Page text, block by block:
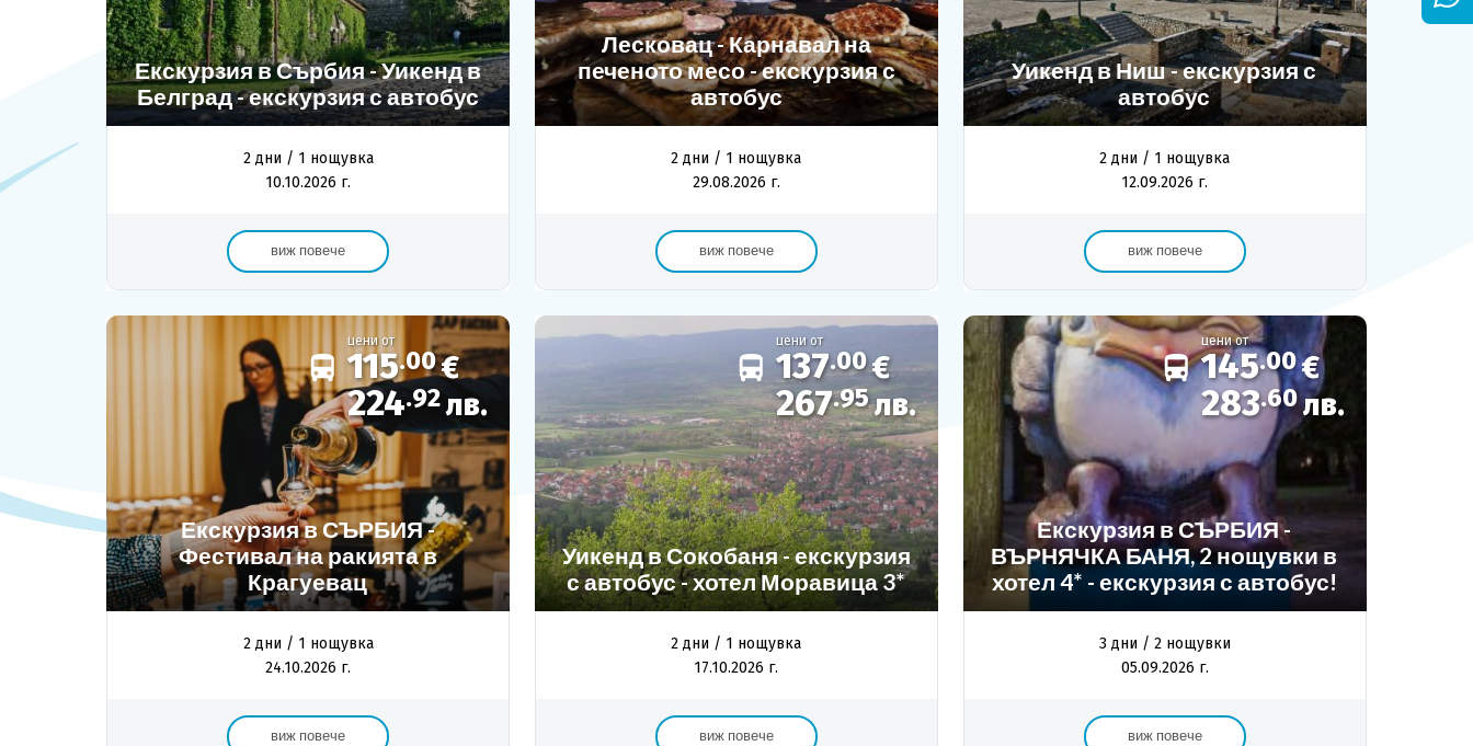
ОЩЕ
За нас - Ivi Travel
Лиценз
Банкова сметка
Общи условия
Политика за поверителност
Контакти
Екскурзия в Сърбия - Уикенд в
Белград - екскурзия с автобус
2 дни / 1 нощувка
10.10.2026 г.
виж повече
Лесковац - Карнавал на
печеното месо - екскурзия с
автобус
2 дни / 1 нощувка
29.08.2026 г.
виж повече
Уикенд в Ниш - екскурзия с
автобус
2 дни / 1 нощувка
12.09.2026 г.
виж повече
цени от
115.00€
224.92лв.
Екскурзия в СЪРБИЯ -
Фестивал на ракията в
Крагуевац
2 дни / 1 нощувка
24.10.2026 г.
виж повече
цени от
137.00€
267.95лв.
Уикенд в Сокобаня - екскурзия
с автобус - хотел Моравица 3*
2 дни / 1 нощувка
17.10.2026 г.
виж повече
цени от
145.00€
283.60лв.
Екскурзия в СЪРБИЯ -
ВЪРНЯЧКА БАНЯ, 2 нощувки в
хотел 4* - екскурзия с автобус!
3 дни / 2 нощувки
05.09.2026 г.
виж повече